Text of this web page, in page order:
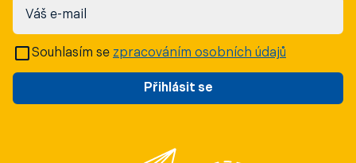
Váš e-mail
Přihlásit se
Souhlasím se zpracováním osobních údajů